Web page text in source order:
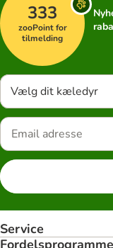
333
zooPoint for
tilmelding
Vælg dit kæledyr
Service